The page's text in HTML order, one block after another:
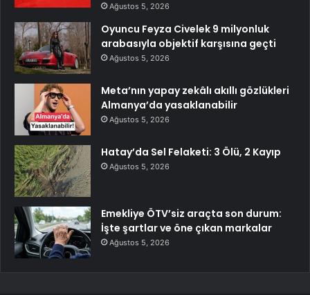
Ağustos 5, 2026
Oyuncu Feyza Civelek 9 milyonluk
arabasıyla objektif karşısına geçti
Ağustos 5, 2026
Meta’nın yapay zekâlı akıllı gözlükleri
Almanya’da yasaklanabilir
Ağustos 5, 2026
Hatay’da Sel Felaketi: 3 Ölü, 2 Kayıp
Ağustos 5, 2026
Emekliye ÖTV’siz araçta son durum:
İşte şartlar ve öne çıkan markalar
Ağustos 5, 2026